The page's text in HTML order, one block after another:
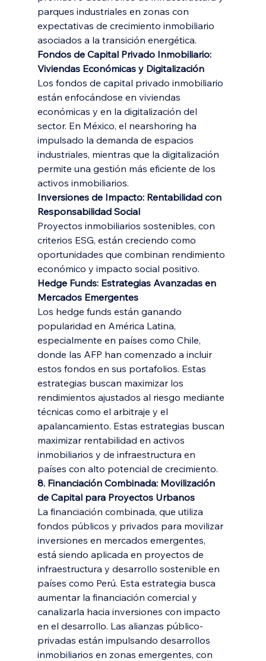
parques industriales en zonas con
expectativas de crecimiento inmobiliario
asociados a la transición energética.
Fondos de Capital Privado Inmobiliario:
Viviendas Económicas y Digitalización
Los fondos de capital privado inmobiliario
están enfocándose en viviendas
económicas y en la digitalización del
sector. En México, el nearshoring ha
impulsado la demanda de espacios
industriales, mientras que la digitalización
permite una gestión más eficiente de los
activos inmobiliarios.
Inversiones de Impacto: Rentabilidad con
Responsabilidad Social
Proyectos inmobiliarios sostenibles, con
criterios ESG, están creciendo como
oportunidades que combinan rendimiento
económico y impacto social positivo.
Hedge Funds: Estrategias Avanzadas en
Mercados Emergentes
Los hedge funds están ganando
popularidad en América Latina,
especialmente en países como Chile,
donde las AFP han comenzado a incluir
estos fondos en sus portafolios. Estas
estrategias buscan maximizar los
rendimientos ajustados al riesgo mediante
técnicas como el arbitraje y el
apalancamiento. Estas estrategias buscan
maximizar rentabilidad en activos
inmobiliarios y de infraestructura en
países con alto potencial de crecimiento.
8. Financiación Combinada: Movilización
de Capital para Proyectos Urbanos
La financiación combinada, que utiliza
fondos públicos y privados para movilizar
inversiones en mercados emergentes,
está siendo aplicada en proyectos de
infraestructura y desarrollo sostenible en
países como Perú. Esta estrategia busca
aumentar la financiación comercial y
canalizarla hacia inversiones con impacto
en el desarrollo. Las alianzas público-
privadas están impulsando desarrollos
inmobiliarios en zonas emergentes, con